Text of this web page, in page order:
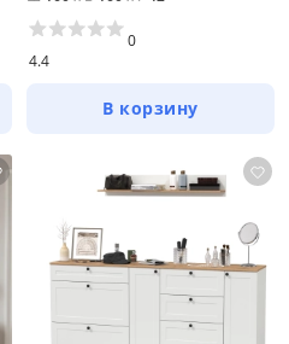
4.4
0
В корзину